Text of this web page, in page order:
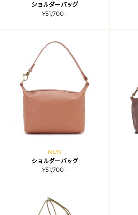
ショルダーバッグ
¥51,700 -
NEW
ショルダーバッグ
¥51,700 -